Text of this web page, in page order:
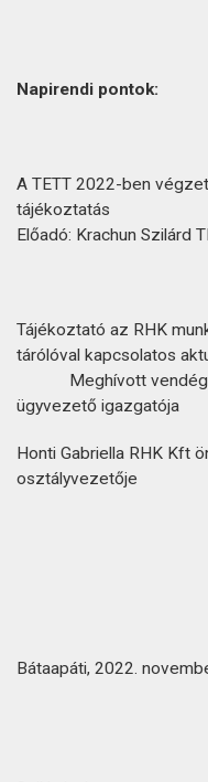
Napirendi pontok:
A TETT 2022-ben
tájékoztatás
Előadó: Krachun Szilárd
Tájékoztató az RHK
tárólóval kapcsolatos
Meghívott
ügyvezető igazgatója
Honti Gabriella RHK Kft
osztályvezetője
Bátaapáti, 2022.